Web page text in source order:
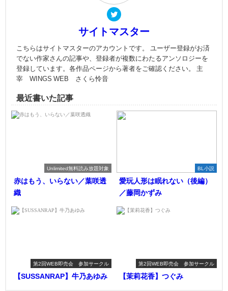
サイトマスター
こちらはサイトマスターのアカウントです。 ユーザー登録がお済
でない作家さんの記事や、登録者が複数にわたるアンソロジーを
登録しています。各作品ページから著者をご確認ください。 主
宰 WINGS WEB さくら怜音
最近書いた記事
Unlimited無料読み放題対象
赤はもう、いらない／葉咲透
織
BL小説
愛玩人形は眠れない（後編）
／藤岡かずみ
第2回WEB即売会 参加サークル
【SUSSANRAP】牛乃あゆみ
第2回WEB即売会 参加サークル
【茉莉花香】つぐみ